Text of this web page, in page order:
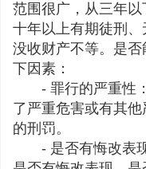
范围很广，从三年
十年以上有期徒刑
没收财产不等。是
下因素：
- 罪行的严重性：
了严重危害或有其
的刑罚。
- 是否有悔改表现